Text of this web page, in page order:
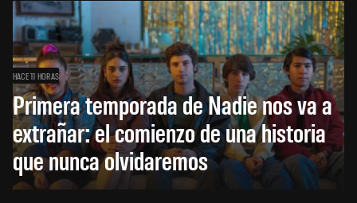
HACE 11 HORAS
Primera temporada de Nadie nos va a
extrañar: el comienzo de una historia
que nunca olvidaremos